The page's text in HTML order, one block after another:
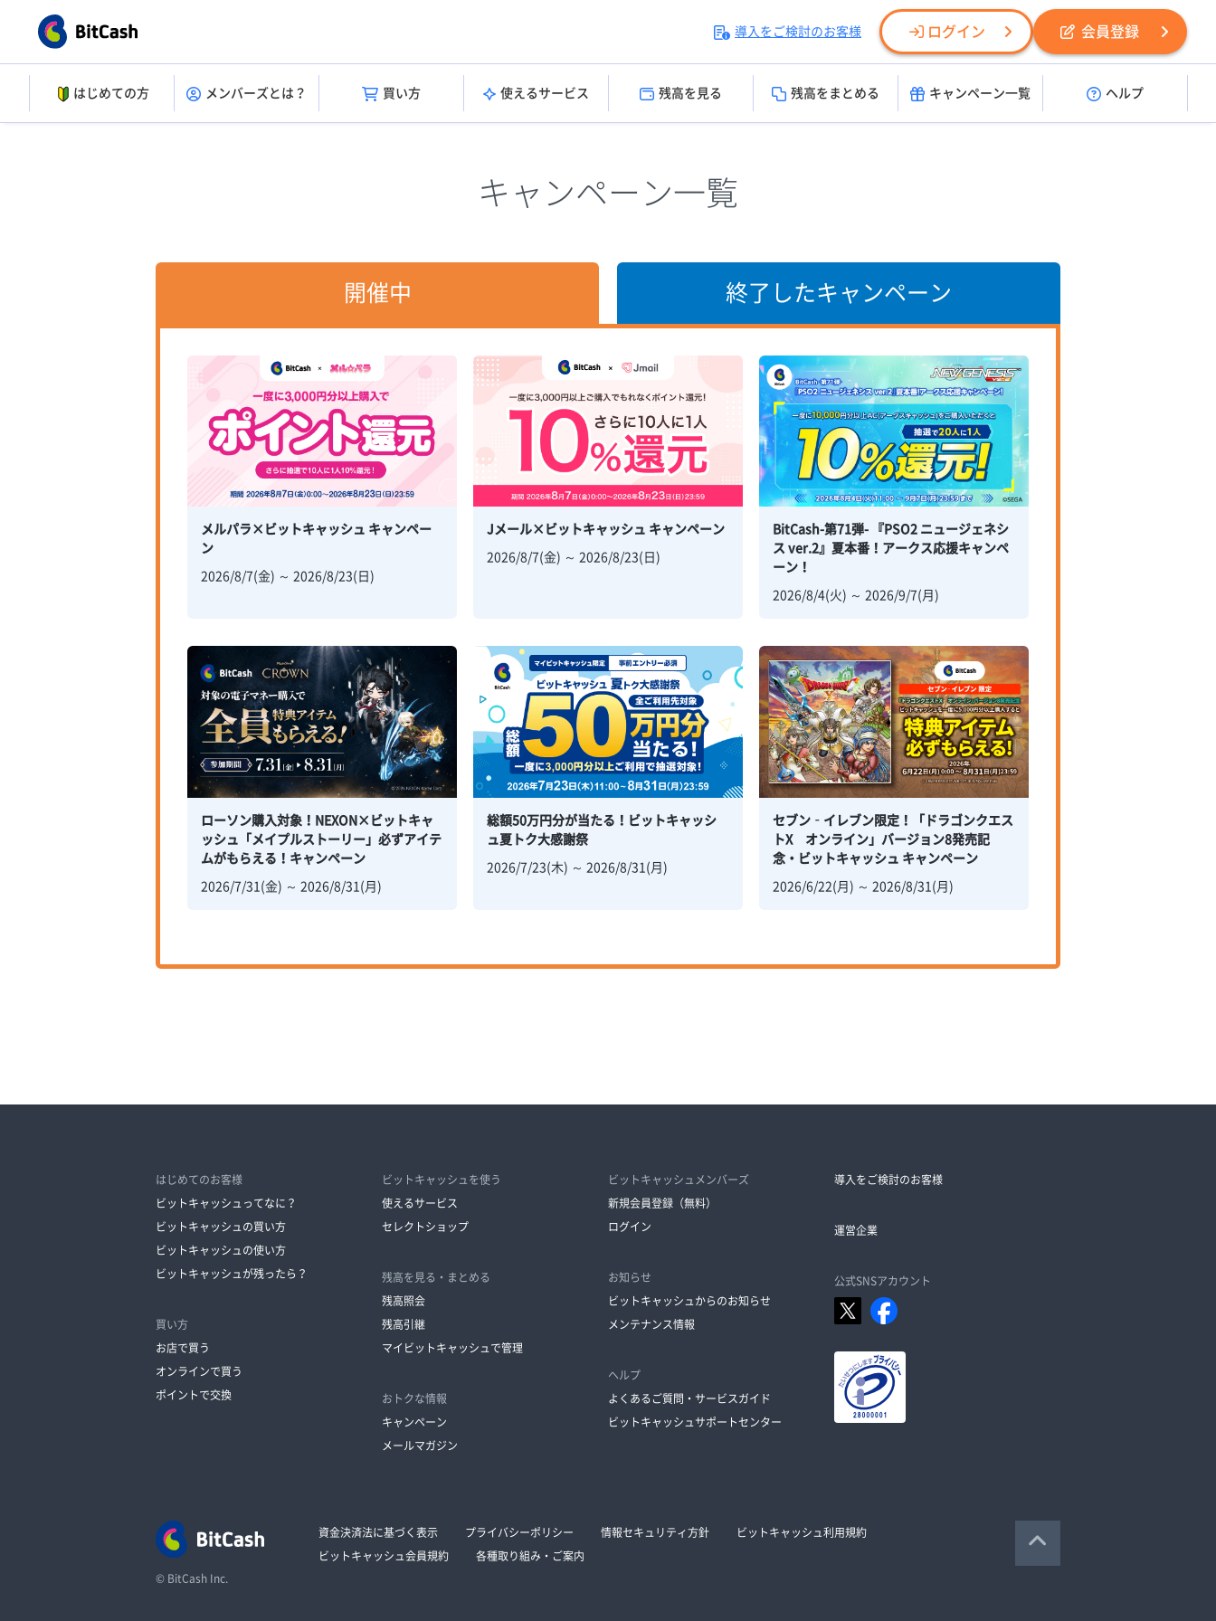
導入をご検討のお客様 ログイン 会員登録
はじめての方 メンバーズとは？ 買い方 使えるサービス 残高を見る 残高をまとめる キャンペーン一覧 ヘルプ
キャンペーン一覧
開催中 終了したキャンペーン
メルパラ×ビットキャッシュ キャンペー
ン
2026/8/7(金) ～ 2026/8/23(日)
Jメール×ビットキャッシュ キャンペーン
2026/8/7(金) ～ 2026/8/23(日)
BitCash-第71弾- 『PSO2 ニュージェネシ
ス ver.2』夏本番！アークス応援キャンペ
ーン！
2026/8/4(火) ～ 2026/9/7(月)
ローソン購入対象！NEXON×ビットキャ
ッシュ「メイプルストーリー」必ずアイテ
ムがもらえる！キャンペーン
2026/7/31(金) ～ 2026/8/31(月)
総額50万円分が当たる！ビットキャッシ
ュ夏トク大感謝祭
2026/7/23(木) ～ 2026/8/31(月)
セブン‐イレブン限定！「ドラゴンクエス
トX オンライン」バージョン8発売記
念・ビットキャッシュ キャンペーン
2026/6/22(月) ～ 2026/8/31(月)
はじめてのお客様
ビットキャッシュってなに？
ビットキャッシュの買い方
ビットキャッシュの使い方
ビットキャッシュが残ったら？
買い方
お店で買う
オンラインで買う
ポイントで交換
ビットキャッシュを使う
使えるサービス
セレクトショップ
残高を見る・まとめる
残高照会
残高引継
マイビットキャッシュで管理
おトクな情報
キャンペーン
メールマガジン
ビットキャッシュメンバーズ
新規会員登録（無料）
ログイン
お知らせ
ビットキャッシュからのお知らせ
メンテナンス情報
ヘルプ
よくあるご質問・サービスガイド
ビットキャッシュサポートセンター
導入をご検討のお客様
運営企業
公式SNSアカウント
© BitCash Inc.
資金決済法に基づく表示 プライバシーポリシー 情報セキュリティ方針 ビットキャッシュ利用規約
ビットキャッシュ会員規約 各種取り組み・ご案内